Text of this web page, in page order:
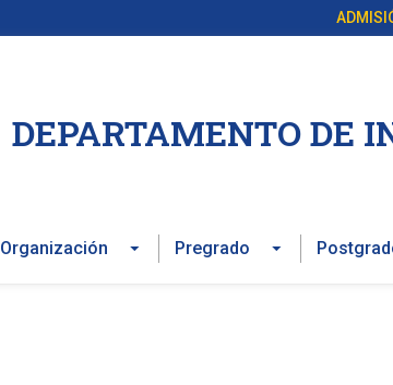
DEPARTAMENTO DE
Organización Pregrado